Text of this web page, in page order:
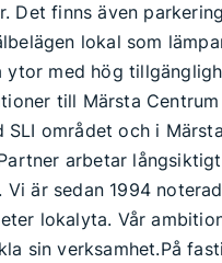
Det finns även
lokal som
med hög
till Märsta
området och i
arbetar
Vi är sedan 1994
lokalyta. Vår
sin verksamhet.På